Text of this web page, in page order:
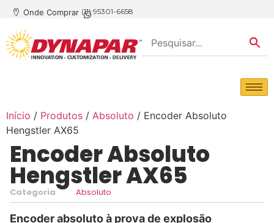
Onde Comprar (11) 95301-6658
Início / Produtos / Absoluto / Encoder Absoluto
Hengstler AX65
Encoder Absoluto
Hengstler AX65
Categoria Absoluto
Encoder absoluto à prova de explosão